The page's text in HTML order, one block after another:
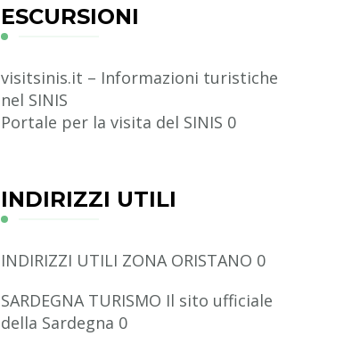
ESCURSIONI
visitsinis.it – Informazioni turistiche
nel SINIS
Portale per la visita del SINIS 0
INDIRIZZI UTILI
INDIRIZZI UTILI ZONA ORISTANO 0
SARDEGNA TURISMO Il sito ufficiale
della Sardegna 0